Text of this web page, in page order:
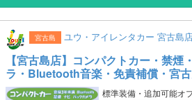
宮古島 ユウ・アイレンタカー 宮古島
【宮古島店】コンパクトカー・禁煙
ラ・Bluetooth音楽・免責補償・宮
標準装備・追加可能オ